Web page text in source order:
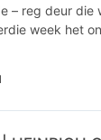
– reg deur die
week het